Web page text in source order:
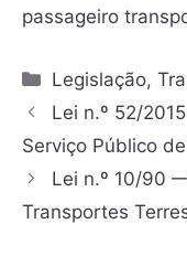
passageiro
Legislação,
Lei n.º 52/
Serviço Público
Lei n.º 10/90
Transportes